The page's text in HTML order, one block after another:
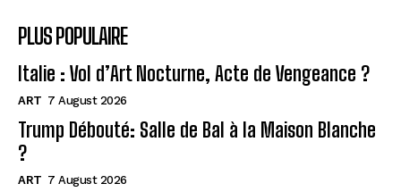
PLUS POPULAIRE
Italie : Vol d’Art Nocturne, Acte de Vengeance ?
ART 7 August 2026
Trump Débouté: Salle de Bal à la Maison Blanche
?
ART 7 August 2026